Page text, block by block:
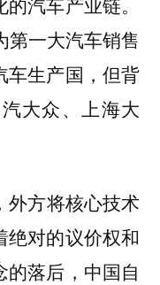
第一大汽车销售
车生产国，但背
大众、上海大
外方将核心技术
对的议价权和
落后，中国自